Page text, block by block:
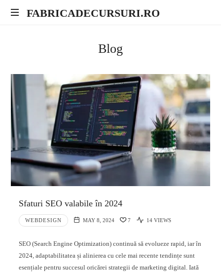
FABRICADECURSURI.RO
FABRICADECURSURI.RO
Blog
Sfaturi SEO valabile în 2024
WEBDESIGN MAY 8, 2024 7 14 VIEWS
SEO (Search Engine Optimization) continuă să evolueze rapid, iar în
2024, adaptabilitatea și alinierea cu cele mai recente tendințe sunt
esențiale pentru succesul oricărei strategii de marketing digital. Iată